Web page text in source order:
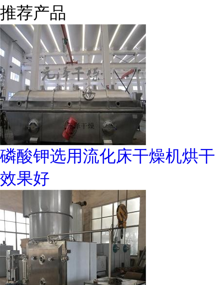
推荐产品
磷酸钾选用流化床干燥机烘干
效果好